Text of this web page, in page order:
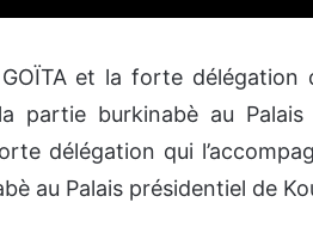
et la forte délégation
partie burkinabè au
délégation qui
au Palais présidentiel de